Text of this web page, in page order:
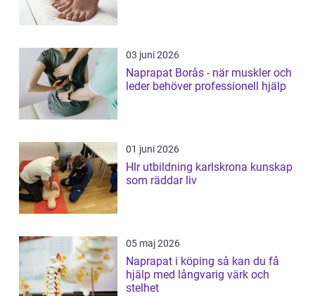
03 juni 2026
Naprapat Borås - när muskler och
leder behöver professionell hjälp
01 juni 2026
Hlr utbildning karlskrona kunskap
som räddar liv
05 maj 2026
Naprapat i köping så kan du få
hjälp med långvarig värk och
stelhet